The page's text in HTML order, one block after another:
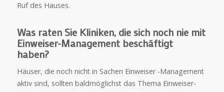
Ruf des Hauses.
Was raten Sie Kliniken, die sich noch nie mit
Einweiser-Management beschäftigt
haben?
Häuser, die noch nicht in Sachen Einweiser -Management
aktiv sind, sollten baldmöglichst das Thema Einweiser-